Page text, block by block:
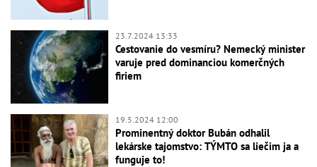
23.7.2024 13:33
Cestovanie do vesmíru? Nemecký minister
varuje pred dominanciou komerčných
firiem
19.5.2024 12:00
Prominentný doktor Bubán odhalil
lekárske tajomstvo: TÝMTO sa liečim ja a
funguje to!